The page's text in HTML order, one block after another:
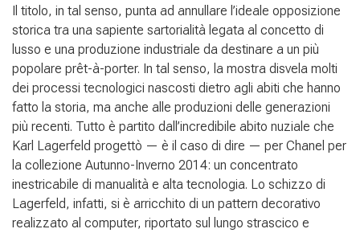
Il titolo, in tal senso, punta ad annullare l’ideale opposizione
storica tra una sapiente sartorialità legata al concetto di
lusso e una produzione industriale da destinare a un più
popolare prêt-à-porter. In tal senso, la mostra disvela molti
dei processi tecnologici nascosti dietro agli abiti che hanno
fatto la storia, ma anche alle produzioni delle generazioni
più recenti. Tutto è partito dall’incredibile abito nuziale che
Karl Lagerfeld progettò — è il caso di dire — per Chanel per
la collezione Autunno-Inverno 2014: un concentrato
inestricabile di manualità e alta tecnologia. Lo schizzo di
Lagerfeld, infatti, si è arricchito di un pattern decorativo
realizzato al computer, riportato sul lungo strascico e